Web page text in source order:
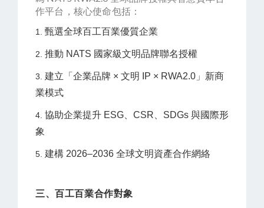
作平台，核心使命包括：
甄選全球百工百業優質企業
推動 NATS 國家級文明品牌聯名授權
建立「企業品牌 × 文明 IP × RWA2.0」新商
業模式
協助企業提升 ESG、CSR、SDGs 與國際形
象
建構 2026–2036 全球文明資產合作網絡
三、百工百業合作對象